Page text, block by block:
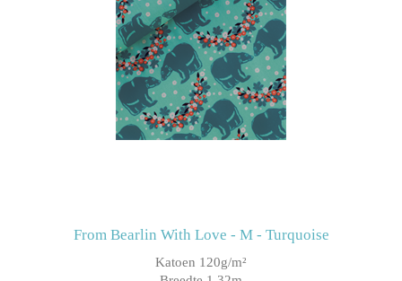
From Bearlin With Love - M - Turquoise
Katoen 120g/m²